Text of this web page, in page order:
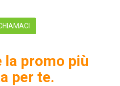
la promo più
per te.